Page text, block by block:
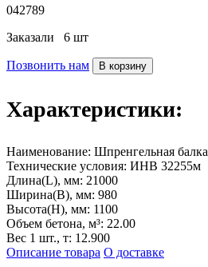
042789
Заказали 6 шт
Позвонить нам В корзину
Характеристики:
Наименование: Шпренгельная балка
Технические условия: ИНВ 32255м
Длина(L), мм: 21000
Ширина(B), мм: 980
Высота(H), мм: 1100
Объем бетона, м³: 22.00
Вес 1 шт., т: 12.900
Описание товара О доставке